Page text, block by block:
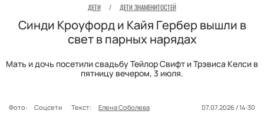
ДЕТИ / ДЕТИ ЗНАМЕНИТОСТЕЙ
Синди Кроуфорд и Кайя Гербер вышли в
свет в парных нарядах
Мать и дочь посетили свадьбу Тейлор Свифт и Трэвиса Келси в
пятницу вечером, 3 июля.
Фото: Соцсети Текст: Елена Соболева
07.07.2026 / 14:30